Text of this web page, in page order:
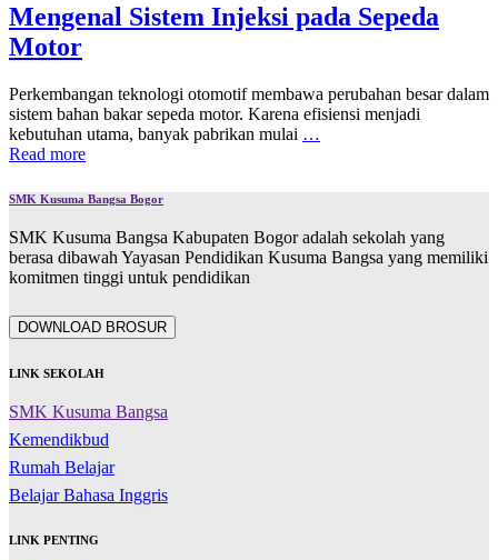
Mengenal Sistem Injeksi pada Sepeda
Motor
Perkembangan teknologi otomotif membawa perubahan besar dalam
sistem bahan bakar sepeda motor. Karena efisiensi menjadi
kebutuhan utama, banyak pabrikan mulai …
Read more
SMK Kusuma Bangsa Bogor
SMK Kusuma Bangsa Kabupaten Bogor adalah sekolah yang
berasa dibawah Yayasan Pendidikan Kusuma Bangsa yang memiliki
komitmen tinggi untuk pendidikan
DOWNLOAD BROSUR
LINK SEKOLAH
SMK Kusuma Bangsa
Kemendikbud
Rumah Belajar
Belajar Bahasa Inggris
LINK PENTING